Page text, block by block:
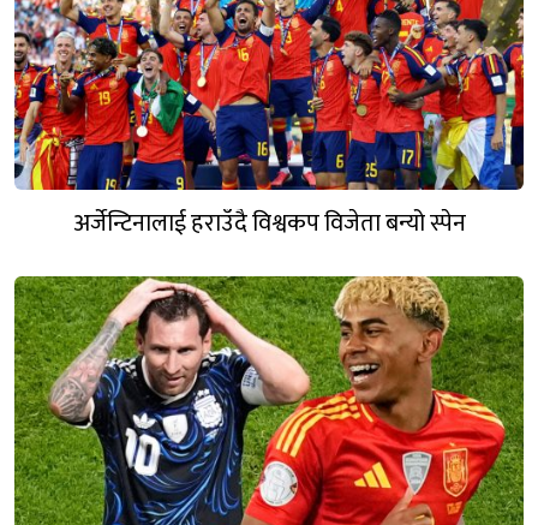
अर्जेन्टिनालाई हराउँदै विश्वकप विजेता बन्यो स्पेन